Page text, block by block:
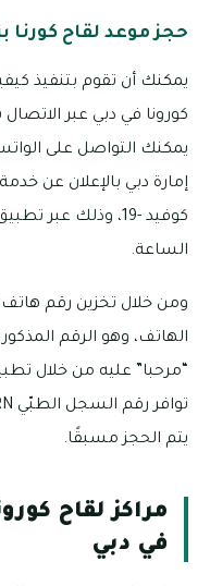
حجز موعد لقاح كورنا
يمكنك أن تقوم بتنفيذ
يمكنك التواصل على
إمارة دبي بالإعلان عن
كوفيد -19، وذلك
الساعة.
ومن خلال تخزين رقم هاتف
“مرحبا” عليه من خلال
يتم الحجز مسبقًا.
مراكز لقاح
في دبي